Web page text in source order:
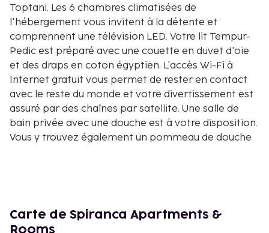
Toptani. Les 6 chambres climatisées de
l'hébergement vous invitent à la détente et
comprennent une télévision LED. Votre lit Tempur-
Pedic est préparé avec une couette en duvet d'oie
et des draps en coton égyptien. L'accès Wi-Fi à
Internet gratuit vous permet de rester en contact
avec le reste du monde et votre divertissement est
assuré par des chaînes par satellite. Une salle de
bain privée avec une douche est à votre disposition.
Vous y trouvez également un pommeau de douche
Banque nationale d'Albanie - 0,2 km
Musée de la Surveillance Secrète - 0,3 km
Carte de Spiranca Apartments &
Rooms